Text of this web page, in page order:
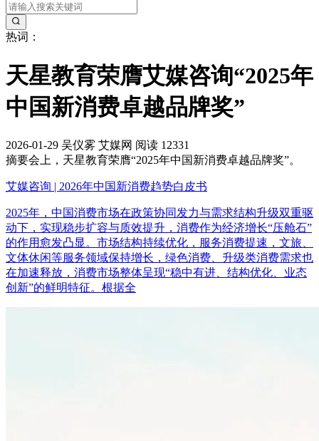
热词：
天星教育荣膺艾媒咨询“2025年
中国新消费卓越品牌奖”
2026-01-29 吴仪雾 艾媒网 阅读 12331
摘要会上，天星教育荣膺“2025年中国新消费卓越品牌奖”。
艾媒咨询 | 2026年中国新消费趋势白皮书
2025年，中国消费市场在政策协同发力与需求结构升级双重驱
动下，实现稳步扩容与质效提升，消费作为经济增长“压舱石”
的作用愈发凸显。市场结构持续优化，服务消费提速，文旅、
文体休闲等服务领域保持增长，绿色消费、升级类消费需求也
在加速释放，消费市场整体呈现“稳中有进、结构优化、业态
创新”的鲜明特征。根据全